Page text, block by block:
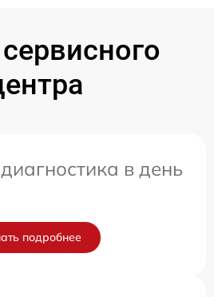
в день
подробнее